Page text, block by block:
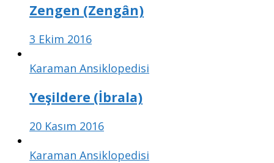
Zengen (Zengân)
3 Ekim 2016
Karaman Ansiklopedisi
Yeşildere (İbrala)
20 Kasım 2016
Karaman Ansiklopedisi